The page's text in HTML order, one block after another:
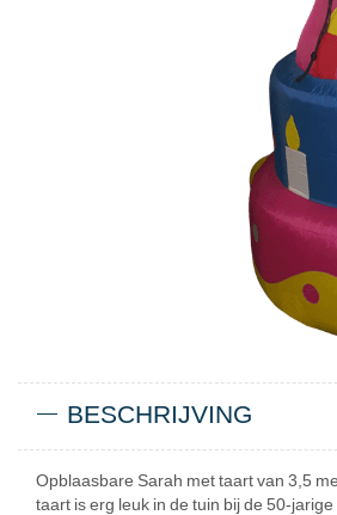
BESCHRIJVING
Opblaasbare Sarah met taart van 3,5
taart is erg leuk in de tuin bij de 50-